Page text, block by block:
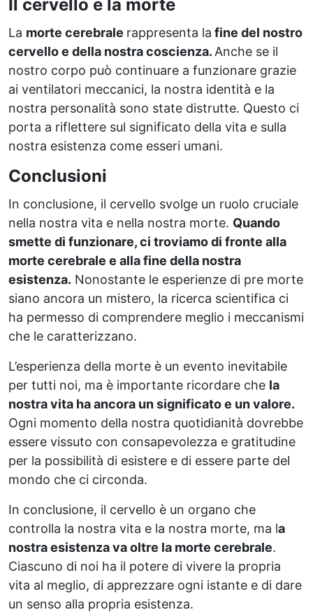
Il cervello e la morte
La morte cerebrale rappresenta la fine del nostro
cervello e della nostra coscienza. Anche se il
nostro corpo può continuare a funzionare grazie
ai ventilatori meccanici, la nostra identità e la
nostra personalità sono state distrutte. Questo ci
porta a riflettere sul significato della vita e sulla
nostra esistenza come esseri umani.
Conclusioni
In conclusione, il cervello svolge un ruolo cruciale
nella nostra vita e nella nostra morte. Quando
smette di funzionare, ci troviamo di fronte alla
morte cerebrale e alla fine della nostra
esistenza. Nonostante le esperienze di pre morte
siano ancora un mistero, la ricerca scientifica ci
ha permesso di comprendere meglio i meccanismi
che le caratterizzano.
L’esperienza della morte è un evento inevitabile
per tutti noi, ma è importante ricordare che la
nostra vita ha ancora un significato e un valore.
Ogni momento della nostra quotidianità dovrebbe
essere vissuto con consapevolezza e gratitudine
per la possibilità di esistere e di essere parte del
mondo che ci circonda.
In conclusione, il cervello è un organo che
controlla la nostra vita e la nostra morte, ma la
nostra esistenza va oltre la morte cerebrale.
Ciascuno di noi ha il potere di vivere la propria
vita al meglio, di apprezzare ogni istante e di dare
un senso alla propria esistenza.